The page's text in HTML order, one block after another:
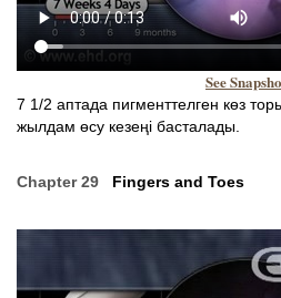
See
7 1/2 аптада пигменттелген көз
жылдам өсу кезеңі басталады.
Chapter 29 Fingers and Toes